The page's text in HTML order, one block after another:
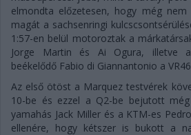
elmondta előzetesen, hogy még nem
magát a sachsenringi
1:57-en belül motoroztak a
Jorge Martin és Ai Ogura, illetve a
beékelődő Fabio di Giannantonio a
Az első ötöst a Marquez testvérek
10-be és ezzel a Q2-be bejutott
yamahás Jack Miller és a KTM-es
ellenére, hogy kétszer is bukott a